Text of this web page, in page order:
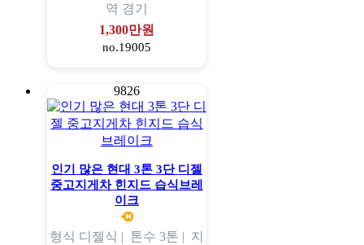
역 경기
1,300만원
no.19005
9826
인기 많은 현대 3톤 3단 디젤
중고지게차 힌지드 습식브레
이크
형식 디젤식 | 톤수 3톤 | 지